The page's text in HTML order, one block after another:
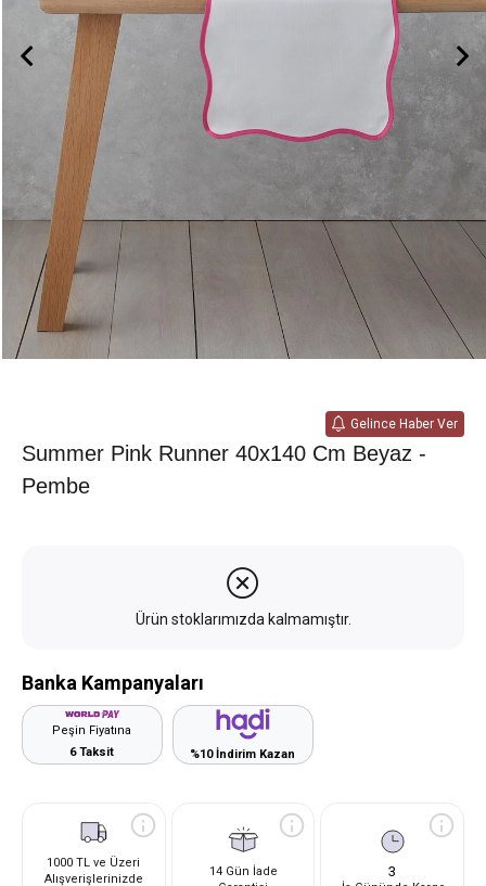
Gelince Haber Ver
Summer Pink Runner 40x140 Cm Beyaz -
Pembe
Ürün stoklarımızda kalmamıştır.
Banka Kampanyaları
Peşin Fiyatına
6 Taksit
%10 İndirim Kazan
1000 TL ve Üzeri
Alışverişlerinizde
14 Gün İade
3